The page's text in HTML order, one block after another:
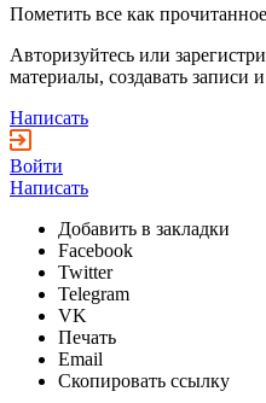
Пометить все как прочитанное
Авторизуйтесь или
материалы, создавать записи
Написать
Войти
Написать
Добавить в закладки
Facebook
Twitter
Telegram
VK
Печать
Email
Скопировать ссылку